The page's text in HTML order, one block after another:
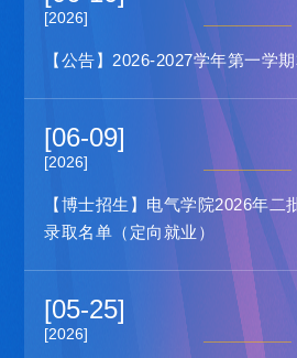
[2026]
【公告】2026-2027学年第一学
[06-09]
[2026]
【博士招生】电气学院2026年二
录取名单（定向就业）
[05-25]
[2026]